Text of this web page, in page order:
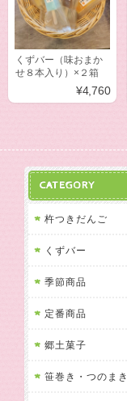
くずバー（味おまか
せ８本入り）×２箱
¥4,760
CATEGORY
杵つきだんご
くずバー
季節商品
定番商品
郷土菓子
笹巻き・つのまき